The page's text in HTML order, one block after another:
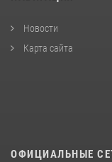
Новости
Карта сайта
ОФИЦИАЛЬНЫЕ